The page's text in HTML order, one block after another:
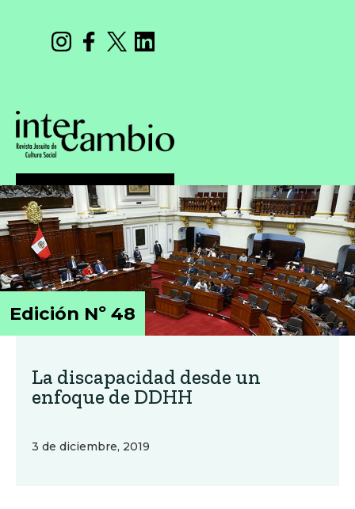
Edición Nº 48
La discapacidad desde un
enfoque de DDHH
3 de diciembre, 2019